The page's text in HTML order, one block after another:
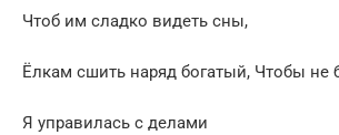
Чтоб им сладко видеть сны,
Ёлкам сшить наряд богатый, Чтобы не
Я управилась с делами